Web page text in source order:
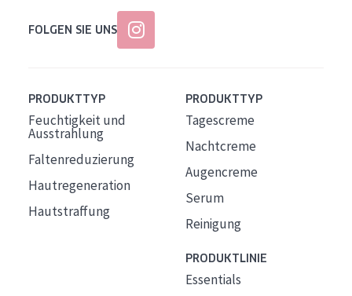
FOLGEN SIE UNS
PRODUKTTYP
Feuchtigkeit und
Ausstrahlung
Faltenreduzierung
Hautregeneration
Hautstraffung
PRODUKTTYP
Tagescreme
Nachtcreme
Augencreme
Serum
Reinigung
PRODUKTLINIE
Essentials